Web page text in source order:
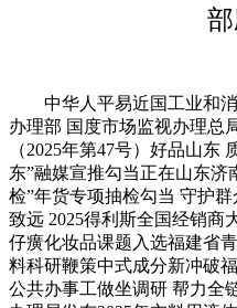
中华人平易近国工业和消
办理部 国度市场监视办理总
（2025年第47号）好品山
东”融媒宣推勾当正在山东
检”年货专项抽检勾当 守护
致远 2025得利斯全国经销商
仔癀化妆品课题入选福建省
料科研鞭策中式成分新冲破
公共办事工做坐调研 帮力全